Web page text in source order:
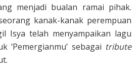
menjadi bualan ramai pihak.
kanak-kanak perempuan
Isya telah menyampaikan lagu
‘Pemergianmu’ sebagai tribute